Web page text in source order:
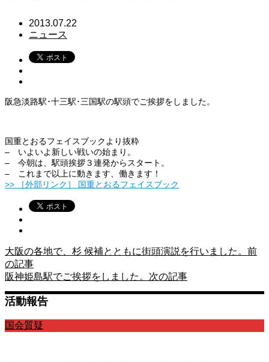
2013.07.22
ニュース
阪急淡路駅･十三駅･三国駅の駅頭でご挨拶をしました。
国重とおるフェイスブックより抜粋
– いよいよ新しい戦いの始まり。
– 今朝は、駅頭挨拶３連発からスタート。
– これまで以上に動きます、働きます！
>> ［外部リンク］ 国重とおるフェイスブック
大阪の各地で、杉 候補とともに街頭演説を行いました。 前
の記事
阪神姫島駅でご挨拶をしました。 次の記事
活動報告
国会質疑